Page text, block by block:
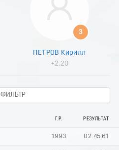
3
ПЕТРОВ Кирилл
+2.20
ФИЛЬТР
Г.Р. РЕЗУЛЬТАТ
1993 02:45.61